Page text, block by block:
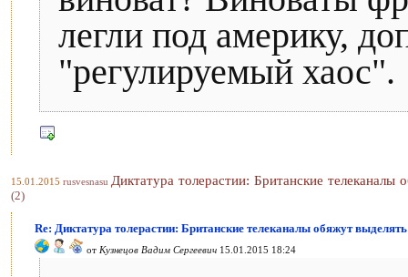
легли под америку,
"регулируемый хаос".
15.01.2015 rusvesnasu Диктатура толерастии: Британские
(2)
Re: Диктатура толерастии: Британские телеканалы обяжут
от Кузнецов Вадим Сергеевич 15.01.2015 18:24